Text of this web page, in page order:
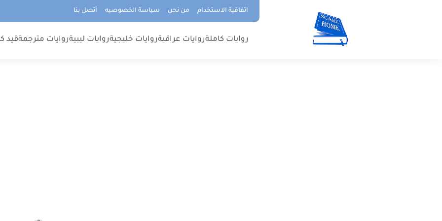
اتفاقية الاستخدام من نحن سياسة الخصوصيه أتصل بنا
روايات كاملةروايات عراقيةروايات خليجيةروايات ليبيةروايات مترجمةقيد